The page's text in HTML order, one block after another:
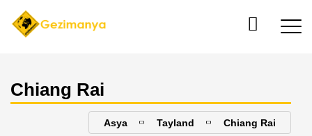
Chiang Rai
Asya Tayland Chiang Rai